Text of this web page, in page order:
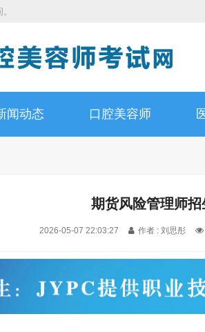
闻动态 口腔美容师
期货风险管理师招
2026-05-07 22:03:27 作者 : 刘思彤